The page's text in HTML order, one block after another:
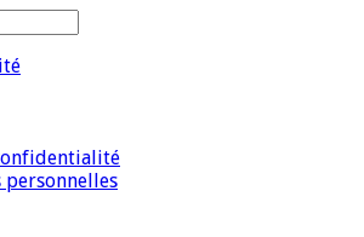
personnelles